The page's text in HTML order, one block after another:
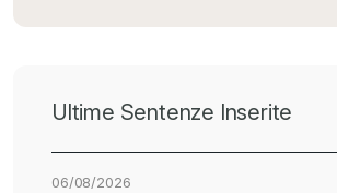
Ultime Sentenze Inserite
06/08/2026